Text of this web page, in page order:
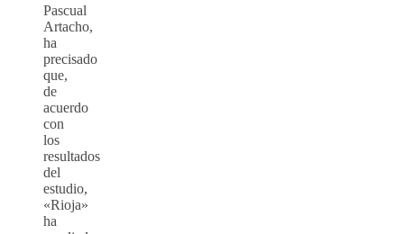
Pascual
Artacho,
ha
precisado
que,
de
acuerdo
con
los
resultados
del
estudio,
«Rioja»
ha